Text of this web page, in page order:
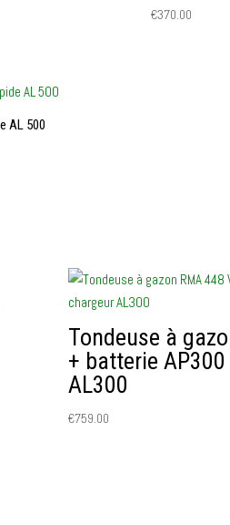
€370.00
AL 500
Tondeuse à
+ batterie
AL300
€759.00